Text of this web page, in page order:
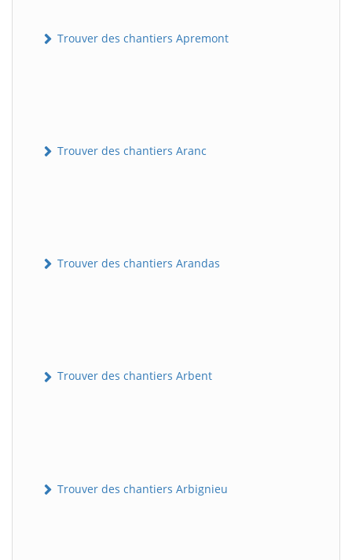
Trouver des chantiers Apremont
Trouver des chantiers Aranc
Trouver des chantiers Arandas
Trouver des chantiers Arbent
Trouver des chantiers Arbignieu